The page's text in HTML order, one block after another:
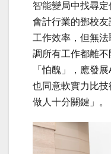
智能變局中找尋
會計行業的鄧校
工作效率，但無
調所有工作都離
「怕醜」，應發
也同意軟實力比
做人十分關鍵」。